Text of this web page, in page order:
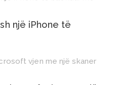
një iPhone të